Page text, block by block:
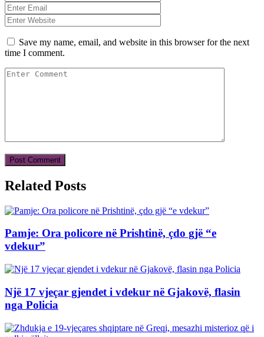
Save my name, email, and website in this browser for the next
time I comment.
Related Posts
Pamje: Ora policore në Prishtinë, çdo gjë “e
vdekur”
Një 17 vjeçar gjendet i vdekur në Gjakovë, flasin
nga Policia